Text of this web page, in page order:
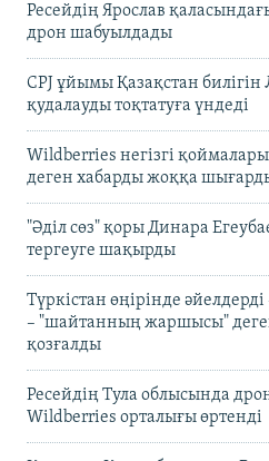
Ресейдің Ярослав
дрон шабуылдады
CPJ ұйымы Қазақстан
қудалауды тоқтатуға үндеді
Wildberries негізгі
деген хабарды жоққа
"Әділ сөз" қоры Динара
тергеуге шақырды
Түркістан өңірінде
– "шайтанның жаршысы"
қозғалды
Ресейдің Тула облысында
Wildberries орталығы өртенді